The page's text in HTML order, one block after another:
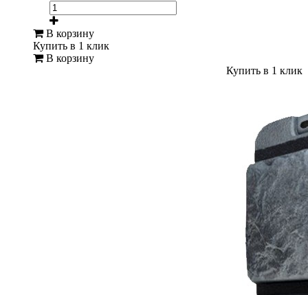
В корзину
Купить в 1 клик
В корзину
Купить в 1 клик